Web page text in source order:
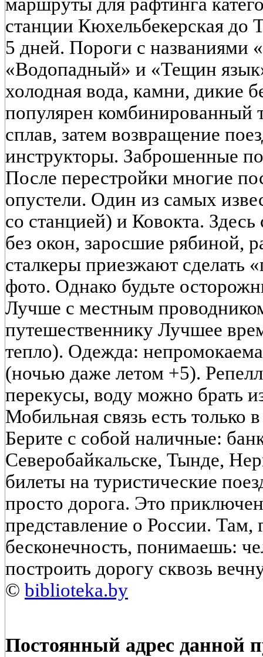
маршруты для рафтинга
станции Кюхельбекерская
5 дней. Пороги с названиями
«Водопадный» и «Тещин
холодная вода, камни, дикие
популярен комбинированный
сплав, затем возвращение
инструкторы. Заброшенные
После перестройки многие
опустели. Один из самых
со станцией) и Ковокта.
без окон, заросшие рябиной,
сталкеры приезжают сделать
фото. Однако будьте
Лучше с местным
путешественнику Лучшее
тепло). Одежда:
(ночью даже летом +5).
перекусы, воду можно брать
Мобильная связь есть только
Берите с собой наличные:
Северобайкальске, Тынде,
билеты на туристические
просто дорога. Это
представление о России. Там,
бесконечность, понимаешь:
построить дорогу сквозь
© biblioteka.by
Постоянный адрес данной